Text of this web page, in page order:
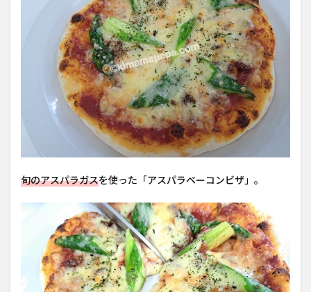
旬のアスパラガスを使った「アスパラベーコンビザ」。